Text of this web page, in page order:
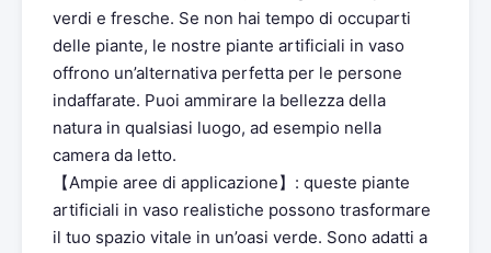
verdi e fresche. Se non hai tempo di occuparti
delle piante, le nostre piante artificiali in vaso
offrono un’alternativa perfetta per le persone
indaffarate. Puoi ammirare la bellezza della
natura in qualsiasi luogo, ad esempio nella
camera da letto.
【Ampie aree di applicazione】: queste piante
artificiali in vaso realistiche possono trasformare
il tuo spazio vitale in un’oasi verde. Sono adatti a